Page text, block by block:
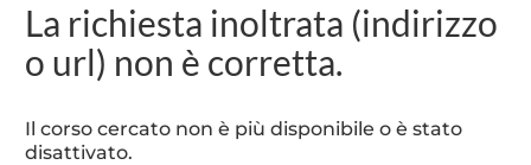
La richiesta inoltrata (indirizzo
o url) non è corretta.
Il corso cercato non è più disponibile o è stato
disattivato.